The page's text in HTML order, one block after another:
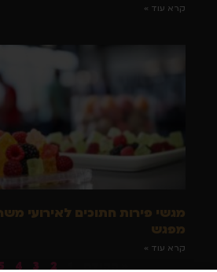
קרא עוד »
מגשי פירות חתוכים לאירועי
מפגש
קרא עוד »
« הקודם 1
2
3
4